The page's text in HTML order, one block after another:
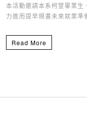
本活動邀請本系柯萱畢業
力進而提早規畫未來就業準
Read More